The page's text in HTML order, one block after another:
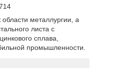
металлургии, а
листа с
сплава,
промышленности.